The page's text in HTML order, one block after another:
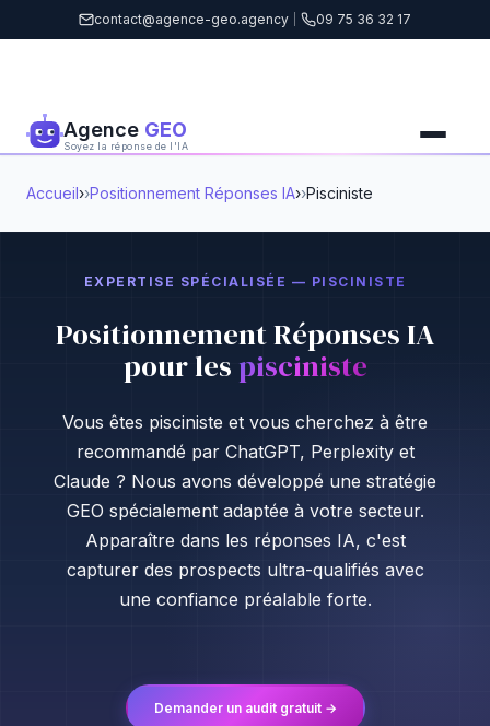
contact@agence-geo.agency 09 75 36 32 17
Agence GEO
Soyez la réponse de l'IA
Accueil› Positionnement Réponses IA› Pisciniste
EXPERTISE SPÉCIALISÉE — PISCINISTE
Positionnement Réponses IA
pour lespisciniste
Vous êtes pisciniste et vous cherchez à être
recommandé par ChatGPT, Perplexity et
Claude ? Nous avons développé une stratégie
GEO spécialement adaptée à votre secteur.
Apparaître dans les réponses IA, c'est
capturer des prospects ultra-qualifiés avec
une confiance préalable forte.
Demander un audit gratuit →